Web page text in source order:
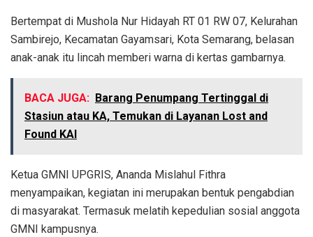
Bertempat di Mushola Nur Hidayah RT 01 RW 07, Kelurahan
Sambirejo, Kecamatan Gayamsari, Kota Semarang, belasan
anak-anak itu lincah memberi warna di kertas gambarnya.
BACA JUGA: Barang Penumpang Tertinggal di
Stasiun atau KA, Temukan di Layanan Lost and
Found KAI
Ketua GMNI UPGRIS, Ananda Mislahul Fithra
menyampaikan, kegiatan ini merupakan bentuk pengabdian
di masyarakat. Termasuk melatih kepedulian sosial anggota
GMNI kampusnya.